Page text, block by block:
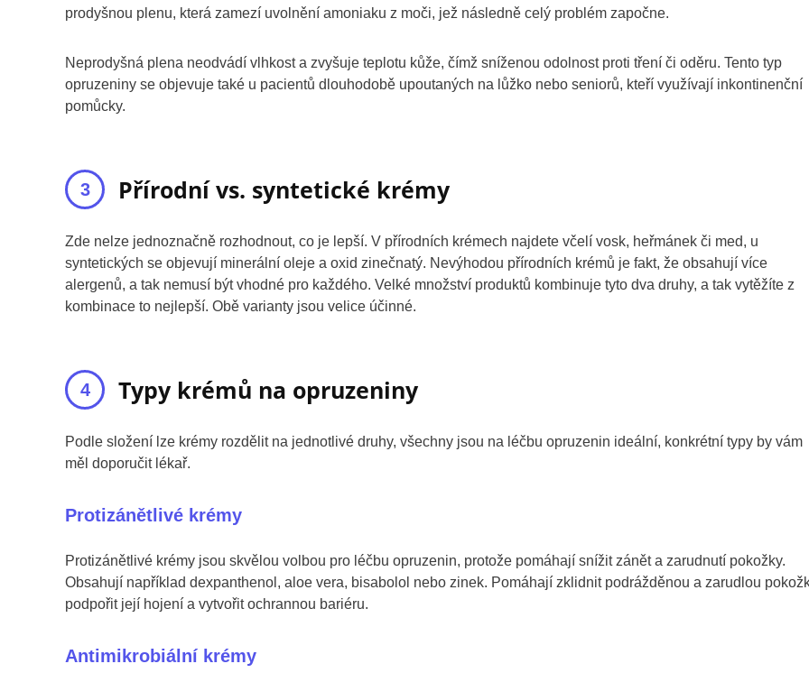
prodyšnou plenu, která zamezí uvolnění amoniaku z moči, jež následně celý problém započne.
Neprodyšná plena neodvádí vlhkost a zvyšuje teplotu kůže, čímž sníženou odolnost proti tření či oděru. Tento typ
opruzeniny se objevuje také u pacientů dlouhodobě upoutaných na lůžko nebo seniorů, kteří využívají inkontinenční
pomůcky.
Přírodní vs. syntetické krémy
Zde nelze jednoznačně rozhodnout, co je lepší. V přírodních krémech najdete včelí vosk, heřmánek či med, u
syntetických se objevují minerální oleje a oxid zinečnatý. Nevýhodou přírodních krémů je fakt, že obsahují více
alergenů, a tak nemusí být vhodné pro každého. Velké množství produktů kombinuje tyto dva druhy, a tak vytěžíte z
kombinace to nejlepší. Obě varianty jsou velice účinné.
Typy krémů na opruzeniny
Podle složení lze krémy rozdělit na jednotlivé druhy, všechny jsou na léčbu opruzenin ideální, konkrétní typy by vám
měl doporučit lékař.
Protizánětlivé krémy
Protizánětlivé krémy jsou skvělou volbou pro léčbu opruzenin, protože pomáhají snížit zánět a zarudnutí pokožky.
Obsahují například dexpanthenol, aloe vera, bisabolol nebo zinek. Pomáhají zklidnit podrážděnou a zarudlou
podpořit její hojení a vytvořit ochrannou bariéru.
Antimikrobiální krémy